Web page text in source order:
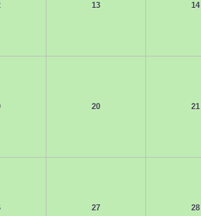
13 14
20 21
27 28